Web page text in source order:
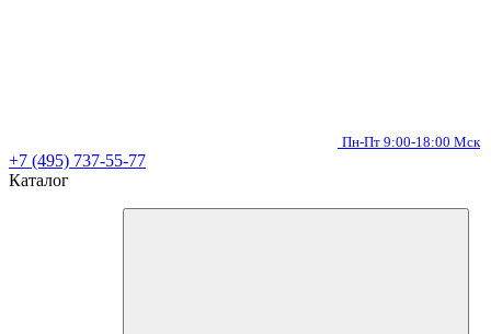
Пн-Пт 9:00-18:00 Мск
+7 (495) 737-55-77
Каталог